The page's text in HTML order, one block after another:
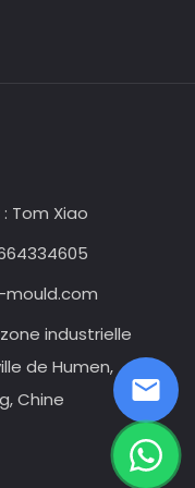
Tom Xiao
mould.com
zone industrielle
de Humen,
Chine